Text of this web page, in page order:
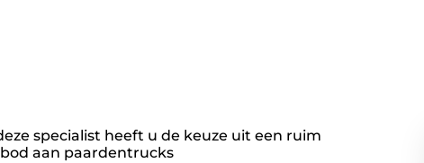
specialist heeft u de keuze uit een ruim
aan paardentrucks